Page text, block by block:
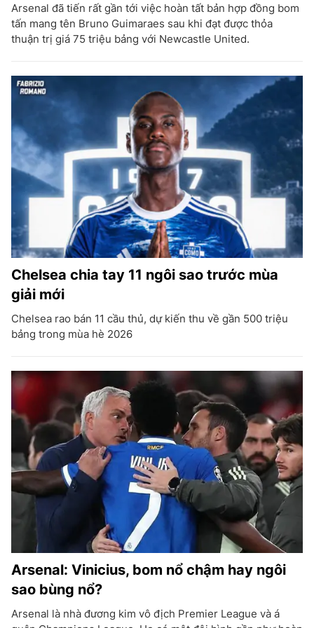
Arsenal đã tiến rất gần tới việc hoàn tất bản hợp đồng bom
tấn mang tên Bruno Guimaraes sau khi đạt được thỏa
thuận trị giá 75 triệu bảng với Newcastle United.
Chelsea chia tay 11 ngôi sao trước mùa
giải mới
Chelsea rao bán 11 cầu thủ, dự kiến thu về gần 500 triệu
bảng trong mùa hè 2026
Arsenal: Vinicius, bom nổ chậm hay ngôi
sao bùng nổ?
Arsenal là nhà đương kim vô địch Premier League và á